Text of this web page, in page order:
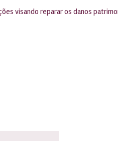
visando reparar os danos